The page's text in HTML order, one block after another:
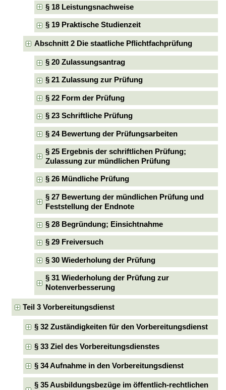
§ 18 Leistungsnachweise
§ 19 Praktische Studienzeit
Abschnitt 2 Die staatliche Pflichtfachprüfung
§ 20 Zulassungsantrag
§ 21 Zulassung zur Prüfung
§ 22 Form der Prüfung
§ 23 Schriftliche Prüfung
§ 24 Bewertung der Prüfungsarbeiten
§ 25 Ergebnis der schriftlichen Prüfung;
Zulassung zur mündlichen Prüfung
§ 26 Mündliche Prüfung
§ 27 Bewertung der mündlichen Prüfung und
Feststellung der Endnote
§ 28 Begründung; Einsichtnahme
§ 29 Freiversuch
§ 30 Wiederholung der Prüfung
§ 31 Wiederholung der Prüfung zur
Notenverbesserung
Teil 3 Vorbereitungsdienst
§ 32 Zuständigkeiten für den Vorbereitungsdienst
§ 33 Ziel des Vorbereitungsdienstes
§ 34 Aufnahme in den Vorbereitungsdienst
§ 35 Ausbildungsbezüge im öffentlich-rechtlichen